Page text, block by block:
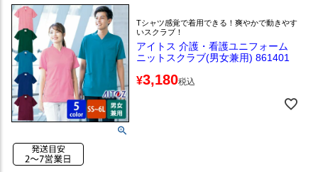
Tシャツ感覚で着用できる！爽やかで動きやす
いスクラブ！
アイトス 介護・看護ユニフォーム
ニットスクラブ(男女兼用) 861401
¥3,180税込